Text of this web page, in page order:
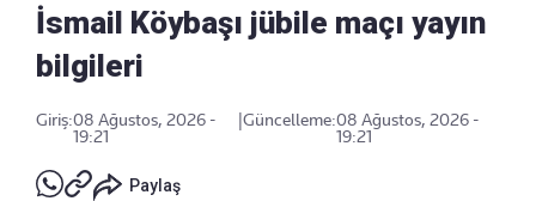
İsmail Köybaşı jübile maçı yayın
bilgileri
Giriş:08 Ağustos, 2026 -
19:21
Güncelleme:08 Ağustos, 2026 -
19:21
Paylaş